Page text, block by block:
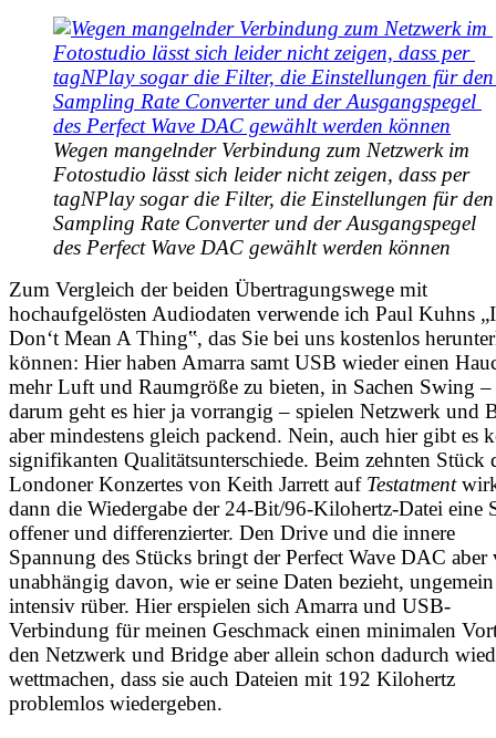
Wegen mangelnder Verbindung zum Netzwerk im
Fotostudio lässt sich leider nicht zeigen, dass per
tagNPlay sogar die Filter, die Einstellungen für den
Sampling Rate Converter und der Ausgangspegel
des Perfect Wave DAC gewählt werden können
Zum Vergleich der beiden Übertragungswege mit
hochaufgelösten Audiodaten verwende ich Paul Kuhns
Don‘t Mean A Thing‟, das Sie bei uns kostenlos
können: Hier haben Amarra samt USB wieder einen
mehr Luft und Raumgröße zu bieten, in Sachen Swing
darum geht es hier ja vorrangig – spielen Netzwerk und
aber mindestens gleich packend. Nein, auch hier gibt es
signifikanten Qualitätsunterschiede. Beim zehnten Stück
Londoner Konzertes von Keith Jarrett auf Testatment
dann die Wiedergabe der 24-Bit/96-Kilohertz-Datei eine
offener und differenzierter. Den Drive und die innere
Spannung des Stücks bringt der Perfect Wave DAC
unabhängig davon, wie er seine Daten bezieht, ungemein
intensiv rüber. Hier erspielen sich Amarra und USB-
Verbindung für meinen Geschmack einen minimalen
den Netzwerk und Bridge aber allein schon dadurch
wettmachen, dass sie auch Dateien mit 192 Kilohertz
problemlos wiedergeben.